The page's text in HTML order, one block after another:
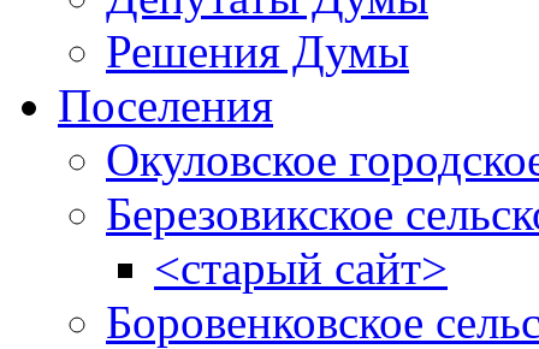
Решения Думы
Поселения
Окуловское
Березовикское
<старый сайт>
Боровенковское